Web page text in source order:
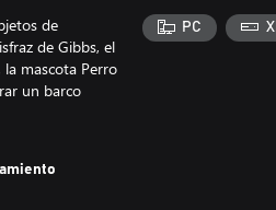
de
de Gibbs, el
mascota Perro
un barco
PC